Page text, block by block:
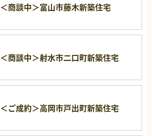
＜商談中＞富山市藤木新築住宅
＜商談中＞射水市二口町新築住宅
＜ご成約＞高岡市戸出町新築住宅